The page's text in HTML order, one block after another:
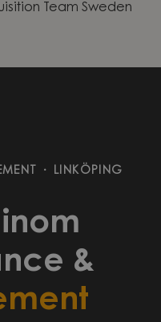
Team Sweden
· LINKÖPING
&